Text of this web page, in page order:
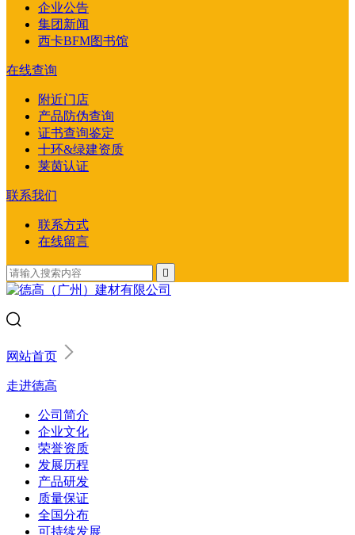
企业公告
集团新闻
西卡BFM图书馆
在线查询
附近门店
产品防伪查询
证书查询鉴定
十环&绿建资质
莱茵认证
联系我们
联系方式
在线留言

网站首页
走进德高
公司简介
企业文化
荣誉资质
发展历程
产品研发
质量保证
全国分布
可持续发展